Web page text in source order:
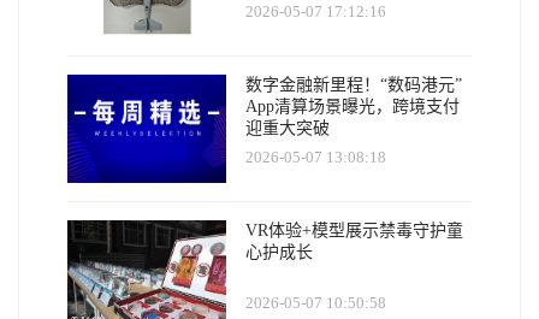
2026-05-07 17:12:16
数字金融新里程！“数码港元”
App清算场景曝光，跨境支付
迎重大突破
2026-05-07 13:08:18
VR体验+模型展示禁毒守护童
心护成长
2026-05-07 10:50:58